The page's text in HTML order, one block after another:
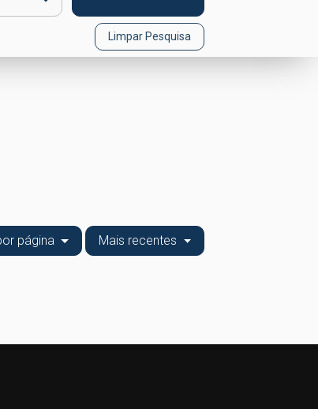
Limpar Pesquisa
página Mais recentes